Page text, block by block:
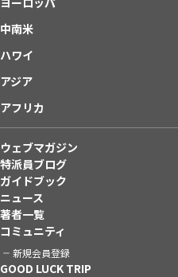
中南米
ハワイ
アジア
アフリカ
ウェブマガジン
特派員ブログ
ガイドブック
ニュース
著者一覧
コミュニティ
新規会員登録
GOOD LUCK TRIP